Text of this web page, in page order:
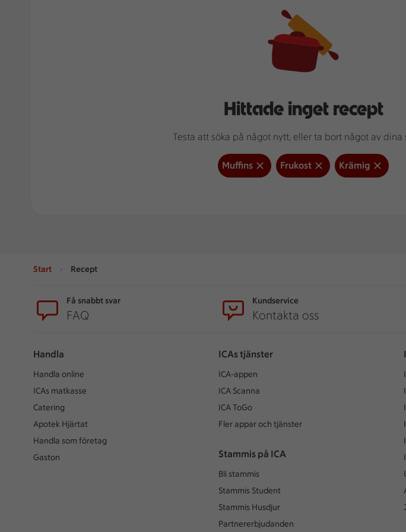
Hittade inget recept
Testa att söka på något nytt, eller ta bort något av dina
Muffins Frukost Krämig
Start Recept
Få snabbt svar
FAQ
Kundservice
Kontakta oss
Handla
Handla online
ICAs matkasse
Catering
Apotek Hjärtat
Handla som företag
Gaston
ICAs tjänster
ICA-appen
ICA Scanna
ICA ToGo
Fler appar och tjänster
Stammis på ICA
Bli stammis
Stammis Student
Stammis Husdjur
Partnererbjudanden